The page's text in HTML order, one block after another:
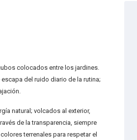
colocados entre los jardines.
del ruido diario de la rutina;
natural; volcados al exterior,
de la transparencia, siempre
terrenales para respetar el